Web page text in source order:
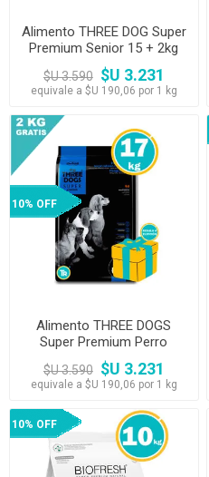
Alimento THREE DOG Super
Premium Senior 15 + 2kg
$U 3.590 $U 3.231
equivale a $U 190,06 por 1 kg
10% OFF
Alimento THREE DOGS
Super Premium Perro
Cachorros 15 + 2 kg
$U 3.590 $U 3.231
equivale a $U 190,06 por 1 kg
10% OFF